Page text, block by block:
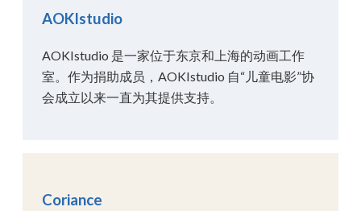
AOKIstudio
AOKIstudio 是一家位于东京和上海的动画工作
室。作为捐助成员，AOKIstudio 自“儿童电影”协
会成立以来一直为其提供支持。
Coriance